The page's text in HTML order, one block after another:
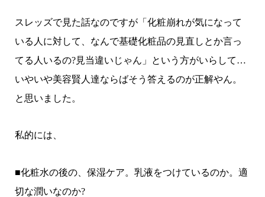
スレッズで見た話なのですが「化粧崩れが気になって
いる人に対して、なんで基礎化粧品の見直しとか言っ
てる人いるの?見当違いじゃん」という方がいらして…
いやいや美容賢人達ならばそう答えるのが正解やん。
と思いました。
私的には、
■化粧水の後の、保湿ケア。乳液をつけているのか。適
切な潤いなのか?